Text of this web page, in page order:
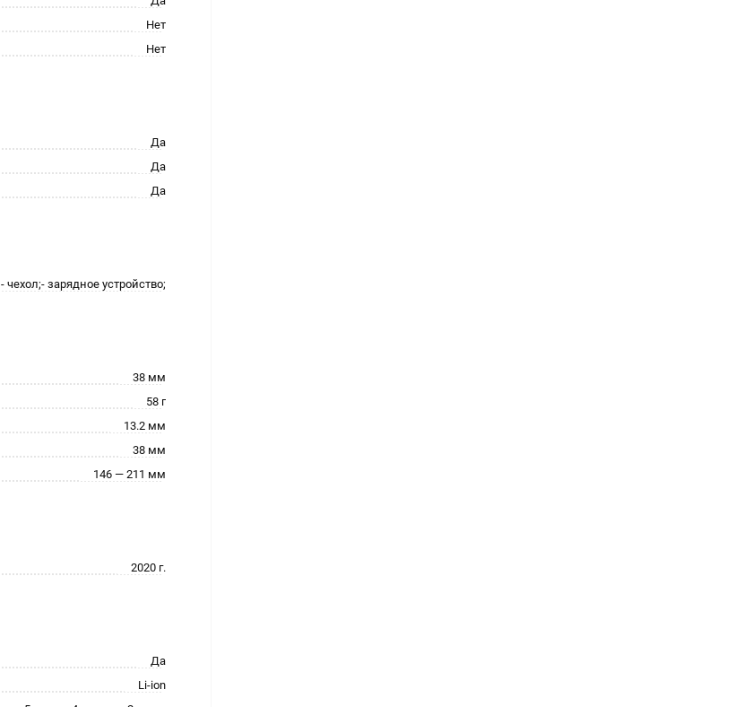
Нет
Нет
Да
Да
Да
- чехол;- зарядное устройство;
38 мм
58 г
13.2 мм
38 мм
146 — 211 мм
2020 г.
Да
Li-ion